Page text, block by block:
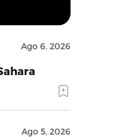
Ago 6, 2026
Ago 5, 2026